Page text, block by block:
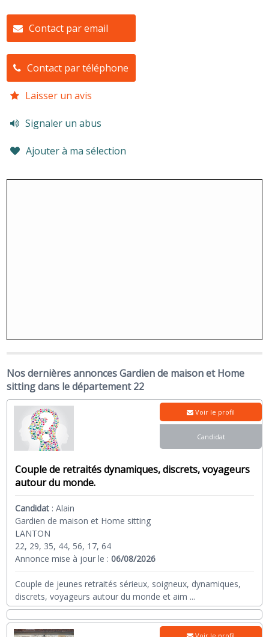
Contact par email
Contact par téléphone
Laisser un avis
Signaler un abus
Ajouter à ma sélection
Nos dernières annonces Gardien de maison et Home
sitting dans le département 22
Couple de retraités dynamiques, discrets, voyageurs
autour du monde.
Candidat :Alain
Gardien de maison et Home sitting
LANTON
22, 29, 35, 44, 56, 17, 64
Annonce mise à jour le :06/08/2026
Couple de jeunes retraités sérieux, soigneux, dynamiques,
discrets, voyageurs autour du monde et aim ...
Voir le profil
Candidat